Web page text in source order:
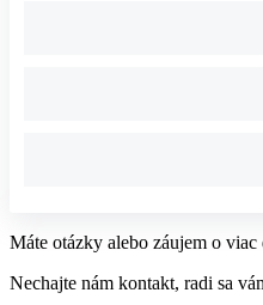
Máte otázky alebo záujem o viac
Nechajte nám kontakt, radi sa